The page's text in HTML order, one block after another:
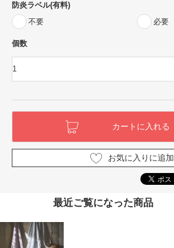
防炎ラベル(有料)
不要
必要
個数
お気に入りに追加
最近ご覧になった商品